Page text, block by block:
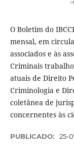
O Boletim do
mensal, em
associados e às
Criminais
atuais de Direito
Criminologia e
coletânea de
concernentes às
PUBLICADO: 25-